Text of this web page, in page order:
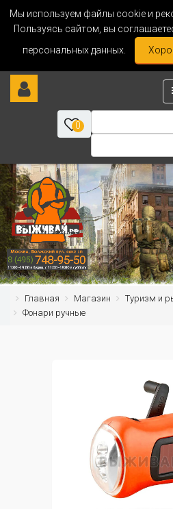
Мы используем файлы cookie и
Пользуясь сайтом, вы
персональных данных.
0
Главная Магазин Туризм и
Фонари ручные